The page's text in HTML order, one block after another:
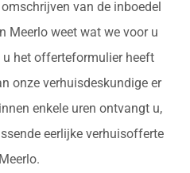
van de inboedel
Meerlo weet wat we voor u
u het offerteformulier heeft
onze verhuisdeskundige er
enkele uren ontvangt u,
eerlijke verhuisofferte